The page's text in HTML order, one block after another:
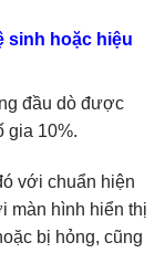
sinh hoặc hiệu
đầu dò được
gia 10%.
với chuẩn hiện
màn hình hiển thị
bị hỏng, cũng